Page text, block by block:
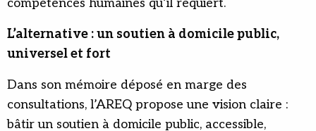
compétences humaines qu’il requiert.
L’alternative : un soutien à domicile public,
universel et fort
Dans son mémoire déposé en marge des
consultations, l’AREQ propose une vision claire :
bâtir un soutien à domicile public, accessible,